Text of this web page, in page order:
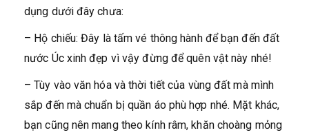
dụng dưới đây chưa:
– Hộ chiếu: Đây là tấm vé thông hành để bạn đến đất
nước Úc xinh đẹp vì vậy đừng để quên vật này nhé!
– Tùy vào văn hóa và thời tiết của vùng đất mà mình
sắp đến mà chuẩn bị quần áo phù hợp nhé. Mặt khác,
bạn cũng nên mang theo kính râm, khăn choàng mỏng